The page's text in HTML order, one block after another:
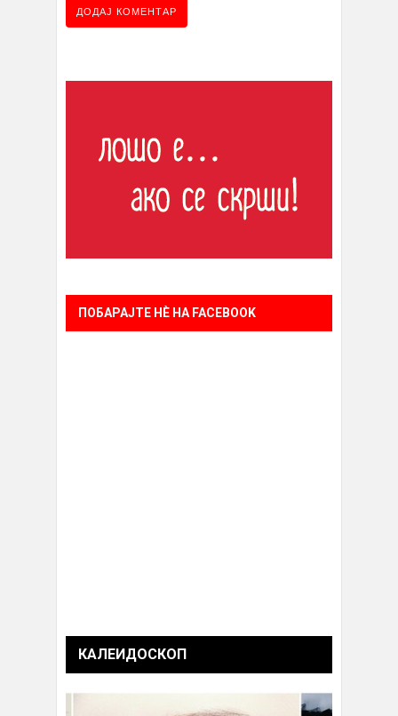
ПОБАРАЈТЕ НÈ НА FACEBOOK
КАЛЕИДОСКОП